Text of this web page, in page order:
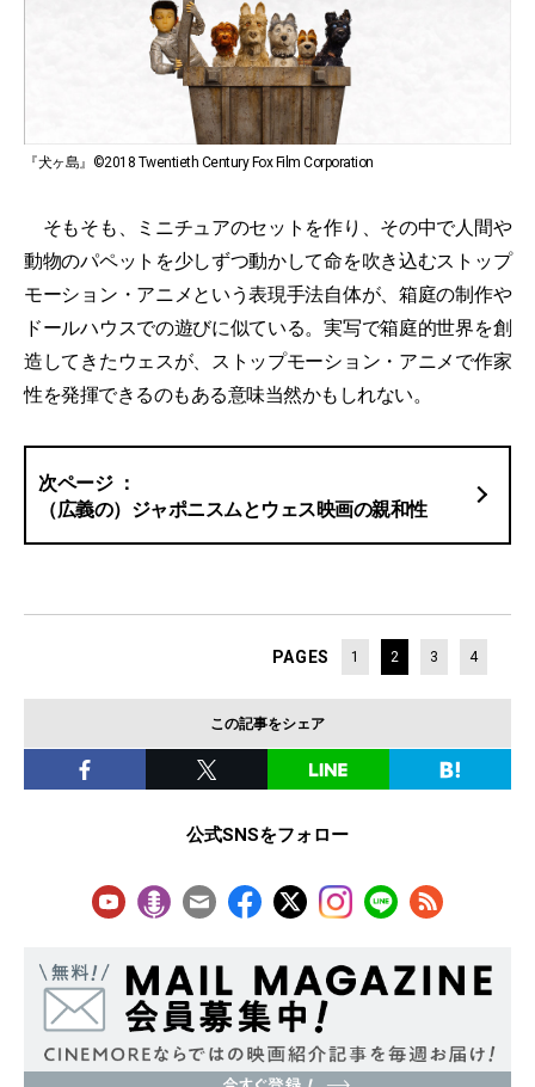
『犬ヶ島』©2018 Twentieth Century Fox Film Corporation
そもそも、ミニチュアのセットを作り、その中で人間や
動物のパペットを少しずつ動かして命を吹き込むストップ
モーション・アニメという表現手法自体が、箱庭の制作や
ドールハウスでの遊びに似ている。実写で箱庭的世界を創
造してきたウェスが、ストップモーション・アニメで作家
性を発揮できるのもある意味当然かもしれない。
（広義の）ジャポニスムとウェス映画の親和性
PAGES 1 2 3 4
この記事をシェア
公式SNSをフォロー